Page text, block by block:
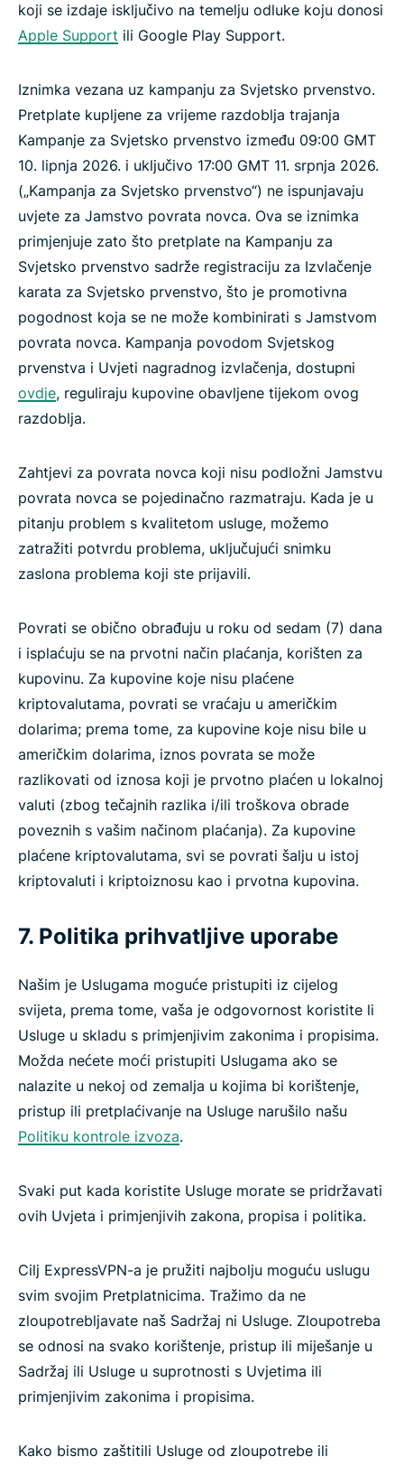
koji se izdaje isključivo na temelju odluke koju donosi
Apple Support ili Google Play Support.
Iznimka vezana uz kampanju za Svjetsko prvenstvo.
Pretplate kupljene za vrijeme razdoblja trajanja
Kampanje za Svjetsko prvenstvo između 09:00 GMT
10. lipnja 2026. i uključivo 17:00 GMT 11. srpnja 2026.
(„Kampanja za Svjetsko prvenstvo“) ne ispunjavaju
uvjete za Jamstvo povrata novca. Ova se iznimka
primjenjuje zato što pretplate na Kampanju za
Svjetsko prvenstvo sadrže registraciju za Izvlačenje
karata za Svjetsko prvenstvo, što je promotivna
pogodnost koja se ne može kombinirati s Jamstvom
povrata novca. Kampanja povodom Svjetskog
prvenstva i Uvjeti nagradnog izvlačenja, dostupni
ovdje, reguliraju kupovine obavljene tijekom ovog
razdoblja.
Zahtjevi za povrata novca koji nisu podložni Jamstvu
povrata novca se pojedinačno razmatraju. Kada je u
pitanju problem s kvalitetom usluge, možemo
zatražiti potvrdu problema, uključujući snimku
zaslona problema koji ste prijavili.
Povrati se obično obrađuju u roku od sedam (7) dana
i isplaćuju se na prvotni način plaćanja, korišten za
kupovinu. Za kupovine koje nisu plaćene
kriptovalutama, povrati se vraćaju u američkim
dolarima; prema tome, za kupovine koje nisu bile u
američkim dolarima, iznos povrata se može
razlikovati od iznosa koji je prvotno plaćen u lokalnoj
valuti (zbog tečajnih razlika i/ili troškova obrade
poveznih s vašim načinom plaćanja). Za kupovine
plaćene kriptovalutama, svi se povrati šalju u istoj
kriptovaluti i kriptoiznosu kao i prvotna kupovina.
7. Politika prihvatljive uporabe
Našim je Uslugama moguće pristupiti iz cijelog
svijeta, prema tome, vaša je odgovornost koristite li
Usluge u skladu s primjenjivim zakonima i propisima.
Možda nećete moći pristupiti Uslugama ako se
nalazite u nekoj od zemalja u kojima bi korištenje,
pristup ili pretplaćivanje na Usluge narušilo našu
Politiku kontrole izvoza.
Svaki put kada koristite Usluge morate se pridržavati
ovih Uvjeta i primjenjivih zakona, propisa i politika.
Cilj ExpressVPN-a je pružiti najbolju moguću uslugu
svim svojim Pretplatnicima. Tražimo da ne
zloupotrebljavate naš Sadržaj ni Usluge. Zloupotreba
se odnosi na svako korištenje, pristup ili miješanje u
Sadržaj ili Usluge u suprotnosti s Uvjetima ili
primjenjivim zakonima i propisima.
Kako bismo zaštitili Usluge od zloupotrebe ili